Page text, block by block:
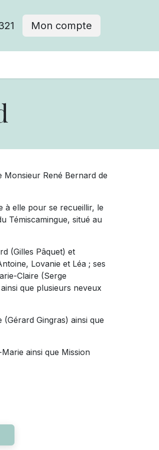
Mon compte
Monsieur René Bernard de
à elle pour se recueillir, le
Témiscamingue, situé au
(Gilles Pâquet) et
Lovanie et Léa ; ses
Claire (Serge
que plusieurs neveux
Gingras) ainsi que
ainsi que Mission